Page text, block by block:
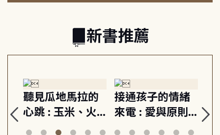
新書推薦
聽見瓜地馬拉的
心跳 : 玉米、火
山與信仰, 外交官
接通孩子的情緒
來電 : 愛與原則,
建立教養的安定
關